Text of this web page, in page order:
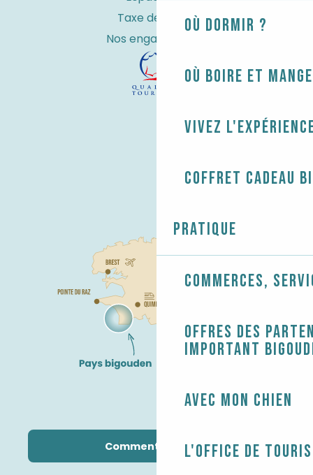
Où dormir ?
Où boire et
Vivez
Coffret cadeau
Pratique
Commerces,
Offres des
Important
Avec mon chien
L'Office de
Taxe de séjour
Nos engagements
Comment venir ?